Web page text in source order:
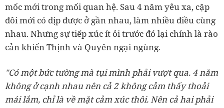
mốc mới trong mối quan hệ. Sau 4 năm yêu xa, cặp
đôi mới có dịp được ở gần nhau, làm nhiều điều cùng
nhau. Nhưng sự tiếp xúc ít ỏi trước đó lại chính là rào
cản khiến Thịnh và Quyên ngại ngùng.
"Có một bức tường mà tụi mình phải vượt qua. 4 năm
không ở cạnh nhau nên cả 2 không cảm thấy thoải
mái lắm, chỉ là về mặt cảm xúc thôi. Nên cả hai phải